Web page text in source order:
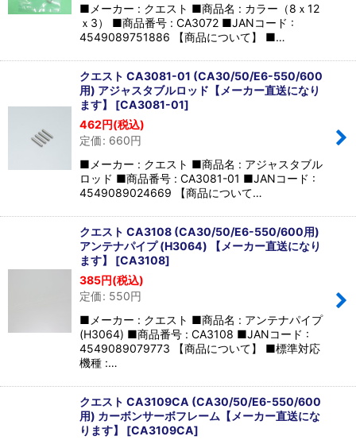
■メーカー : クエスト ■商品名 : カラー（8ｘ12
ｘ3） ■商品番号 : CA3072 ■JANコード :
4549089751886 【商品について】 ■…
クエスト CA3081-01 (CA30/50/E6-550/600
用) アジャスタブルロッド【メーカー直送になり
ます】
[CA3081-01]
462円(税込)
定価: 660円
■メーカー : クエスト ■商品名 : アジャスタブル
ロッド ■商品番号 : CA3081-01 ■JANコード :
4549089024669 【商品について…
クエスト CA3108 (CA30/50/E6-550/600用)
アンテナパイプ (H3064) 【メーカー直送になり
ます】
[CA3108]
385円(税込)
定価: 550円
■メーカー : クエスト ■商品名 : アンテナパイプ
(H3064) ■商品番号 : CA3108 ■JANコード :
4549089079773 【商品について】 ■標準対応
機種 :…
クエスト CA3109CA (CA30/50/E6-550/600
用) カーボンサーボフレーム【メーカー直送にな
ります】 [CA3109CA]